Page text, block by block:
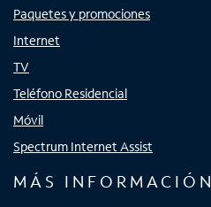
Paquetes y promociones
Internet
TV
Teléfono Residencial
Móvil
Spectrum Internet Assist
MÁS INFORMACIÓN